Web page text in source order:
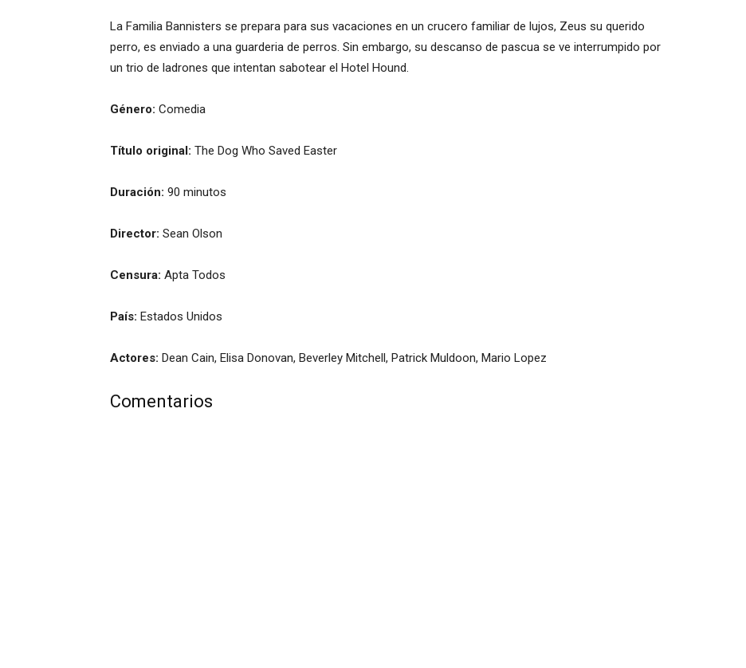
La Familia Bannisters se prepara para sus vacaciones en un crucero familiar de lujos, Zeus su querido
perro, es enviado a una guarderia de perros. Sin embargo, su descanso de pascua se ve interrumpido por
un trio de ladrones que intentan sabotear el Hotel Hound.
Género: Comedia
Título original: The Dog Who Saved Easter
Duración: 90 minutos
Director: Sean Olson
Censura: Apta Todos
País: Estados Unidos
Actores: Dean Cain, Elisa Donovan, Beverley Mitchell, Patrick Muldoon, Mario Lopez
Comentarios